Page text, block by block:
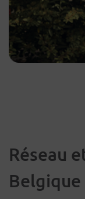
Réseau
Belgique